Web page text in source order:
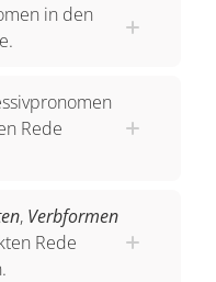
in den
Rede
, Verbformen
Rede